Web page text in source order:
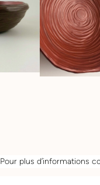
Pour plus d’informations